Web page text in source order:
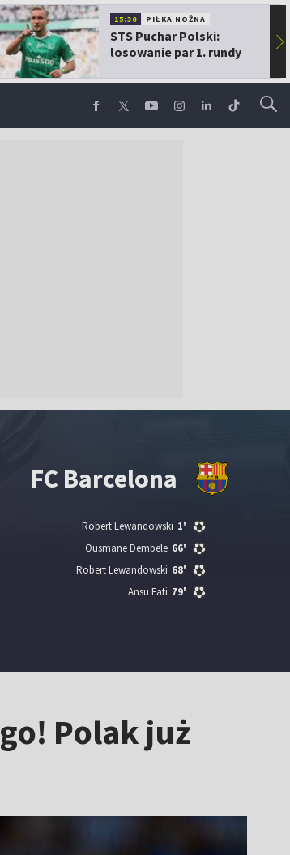
15:30 PIŁKA NOŻNA
STS Puchar Polski:
losowanie par 1. rundy
▶
FC Barcelona
1'
Robert Lewandowski
66'
Ousmane Dembele
68'
Robert Lewandowski
79'
Ansu Fati
Polak już